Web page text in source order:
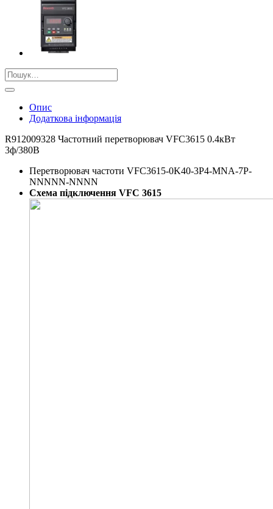
Шукати:
Опис
Додаткова інформація
R912009328 Частотний перетворювач VFC3615 0.4кВт
3ф/380В
Перетворювач частоти VFC3615-0K40-3P4-MNA-7P-
NNNNN-NNNN
Схема підключення VFC 3615